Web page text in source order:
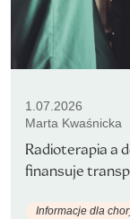
1.07.2026
Marta Kwaśnicka
Radioterapia a
finansuje
Informacje dla